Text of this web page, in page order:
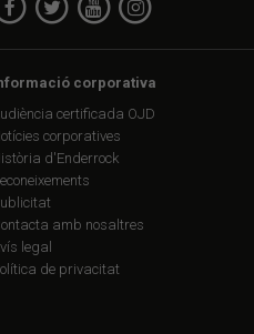
corporativa
certificada OJD
corporatives
d'Enderrock
amb nosaltres
legal
de privacitat